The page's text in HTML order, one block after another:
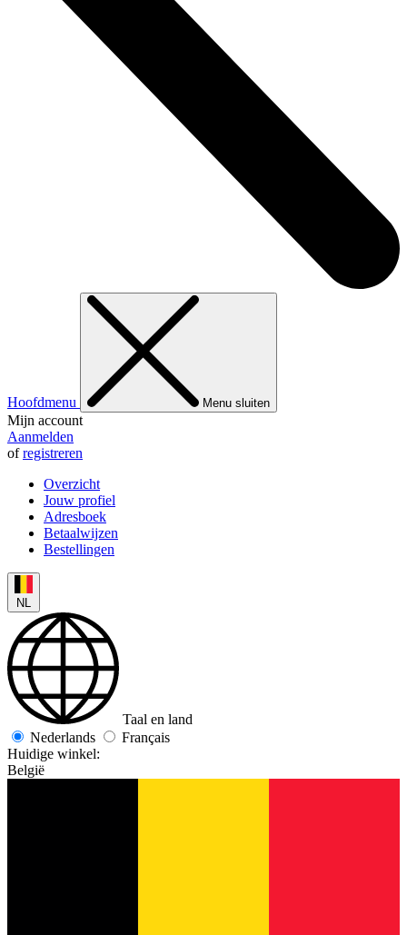
Hoofdmenu Menu sluiten
Mijn account
Aanmelden
ofregistreren
Overzicht
Jouw profiel
Adresboek
Betaalwijzen
Bestellingen
NL
Taal en land
Nederlands
Français
Huidige winkel:
België